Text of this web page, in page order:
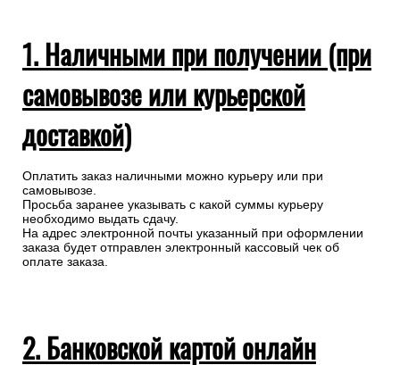
1. Наличными при получении (при
самовывозе или курьерской
доставкой)
Оплатить заказ наличными можно курьеру или при
самовывозе.
Просьба заранее указывать с какой суммы курьеру
необходимо выдать сдачу.
На адрес электронной почты указанный при оформлении
заказа будет отправлен электронный кассовый чек об
оплате заказа.
2. Банковской картой онлайн